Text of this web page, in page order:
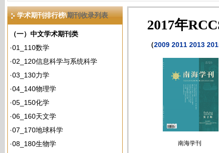
学术期刊排行榜\期刊收录列表
（一）中文学术期刊类
·01_110数学
·02_120信息科学与系统科学
·03_130力学
·04_140物理学
·05_150化学
·06_160天文学
·07_170地球科学
·08_180生物学
2017年
（2009 2011 2013
南海学刊